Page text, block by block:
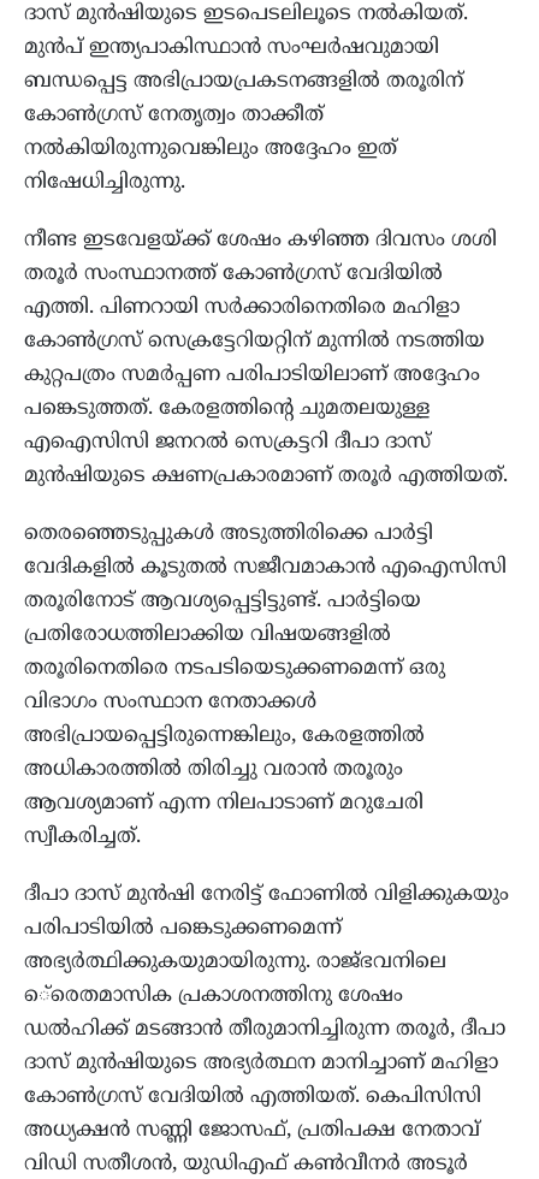
ദാസ് മുൻഷിയുടെ ഇടപെടലിലൂടെ നൽകിയത്.
മുൻപ് ഇന്ത്യപാകിസ്ഥാൻ സംഘർഷവുമായി
ബന്ധപ്പെട്ട അഭിപ്രായപ്രകടനങ്ങളിൽ തരൂരിന്
കോൺഗ്രസ് നേതൃത്വം താക്കീത്
നൽകിയിരുന്നുവെങ്കിലും അദ്ദേഹം ഇത്
നിഷേധിച്ചിരുന്നു.
നീണ്ട ഇടവേളയ്ക്ക് ശേഷം കഴിഞ്ഞ ദിവസം ശശി
തരൂർ സംസ്ഥാനത്ത് കോൺഗ്രസ് വേദിയിൽ
എത്തി. പിണറായി സർക്കാരിനെതിരെ മഹിളാ
കോൺഗ്രസ് സെക്രട്ടേറിയറ്റിന് മുന്നിൽ നടത്തിയ
കുറ്റപത്രം സമർപ്പണ പരിപാടിയിലാണ് അദ്ദേഹം
പങ്കെടുത്തത്. കേരളത്തിന്റെ ചുമതലയുള്ള
എഐസിസി ജനറൽ സെക്രട്ടറി ദീപാ ദാസ്
മുൻഷിയുടെ ക്ഷണപ്രകാരമാണ് തരൂർ എത്തിയത്.
തെരഞ്ഞെടുപ്പുകൾ അടുത്തിരിക്കെ പാർട്ടി
വേദികളിൽ കൂടുതൽ സജീവമാകാൻ എഐസിസി
തരൂരിനോട് ആവശ്യപ്പെട്ടിട്ടുണ്ട്. പാർട്ടിയെ
പ്രതിരോധത്തിലാക്കിയ വിഷയങ്ങളിൽ
തരൂരിനെതിരെ നടപടിയെടുക്കണമെന്ന് ഒരു
വിഭാഗം സംസ്ഥാന നേതാക്കൾ
അഭിപ്രായപ്പെട്ടിരുന്നെങ്കിലും, കേരളത്തിൽ
അധികാരത്തിൽ തിരിച്ചു വരാൻ തരൂരും
ആവശ്യമാണ് എന്ന നിലപാടാണ് മറുചേരി
സ്വീകരിച്ചത്.
ദീപാ ദാസ് മുൻഷി നേരിട്ട് ഫോണിൽ വിളിക്കുകയും
പരിപാടിയിൽ പങ്കെടുക്കണമെന്ന്
അഭ്യർത്ഥിക്കുകയുമായിരുന്നു. രാജ്ഭവനിലെ
െ്രെതമാസിക പ്രകാശനത്തിനു ശേഷം
ഡൽഹിക്ക് മടങ്ങാൻ തീരുമാനിച്ചിരുന്ന തരൂർ, ദീപാ
ദാസ് മുൻഷിയുടെ അഭ്യർത്ഥന മാനിച്ചാണ് മഹിളാ
കോൺഗ്രസ് വേദിയിൽ എത്തിയത്. കെപിസിസി
അധ്യക്ഷൻ സണ്ണി ജോസഫ്, പ്രതിപക്ഷ നേതാവ്
വിഡി സതീശൻ, യുഡിഎഫ് കൺവീനർ അടൂർ